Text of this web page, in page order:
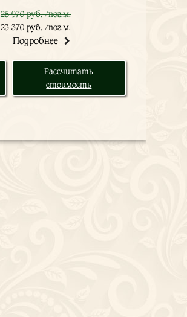
25 970 руб. /пог.м.
23 370 руб. /пог.м.
Подробнее
Рассчитать
стоимость